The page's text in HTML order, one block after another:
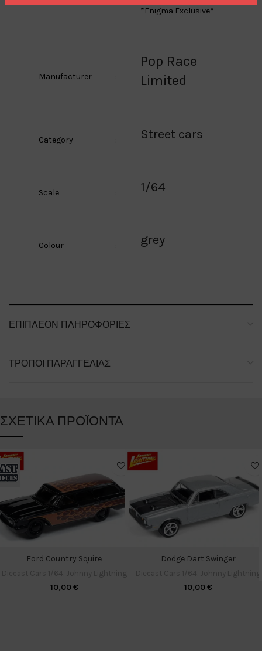
*Enigma Exclusive*
Manufacturer :
Pop Race
Limited
Category : Street cars
Scale : 1/64
Colour : grey
ΕΠΙΠΛΈΟΝ ΠΛΗΡΟΦΟΡΊΕΣ
ΤΡΌΠΟΙ ΠΑΡΑΓΓΕΛΊΑΣ
ΣΧΕΤΙΚΆ ΠΡΟΪΌΝΤΑ
Ford Country Squire
10,00€
Dodge Dart Swinger
10,00€